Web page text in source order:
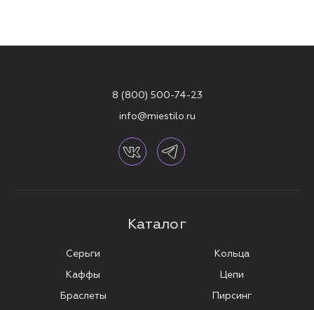
8 (800) 500-74-23
info@miestilo.ru
Каталог
Серьги
Каффы
Браслеты
Кольца
Цепи
Пирсинг